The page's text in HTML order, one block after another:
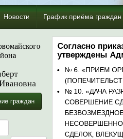
Новости График приёма граждан
граждан
Согласно
утверждены
№ 6. «ПРИЕМ
№ 10. «ДАЧА
СОВЕРШЕНИЕ
СДЕЛОК,